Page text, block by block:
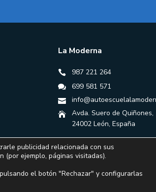
La Moderna
987 221 264
699 581 571
Avda. Suero de Quiñones,
24002 León, España
publicidad relacionada con sus
ejemplo, páginas visitadas).
el botón "Rechazar" y configurarlas